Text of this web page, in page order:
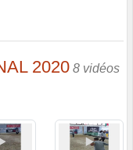
2020 8 vidéos